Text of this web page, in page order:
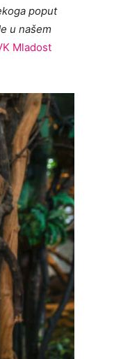
poput
u našem
Mladost